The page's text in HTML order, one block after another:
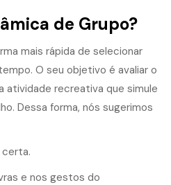
de Grupo?
mais rápida de selecionar
O seu objetivo é avaliar o
atividade recreativa que simule
Dessa forma, nós sugerimos
certa.
e nos gestos do